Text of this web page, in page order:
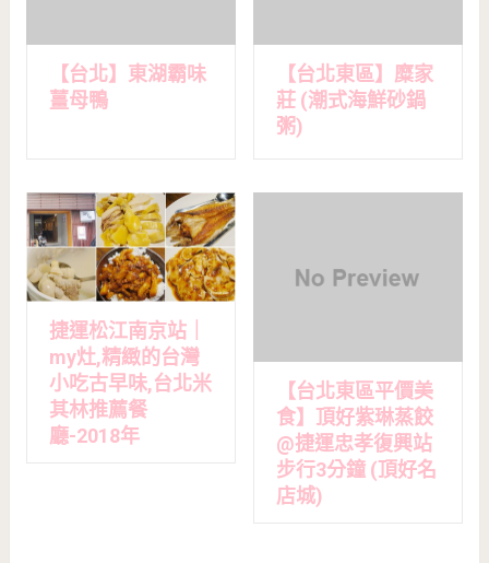
【台北】東湖霸味
薑母鴨
【台北東區】糜家
莊 (潮式海鮮砂鍋
粥)
捷運松江南京站｜
my灶,精緻的台灣
小吃古早味,台北米
其林推薦餐
廳-2018年
【台北東區平價美
食】頂好紫琳蒸餃
@捷運忠孝復興站
步行3分鐘 (頂好名
店城)